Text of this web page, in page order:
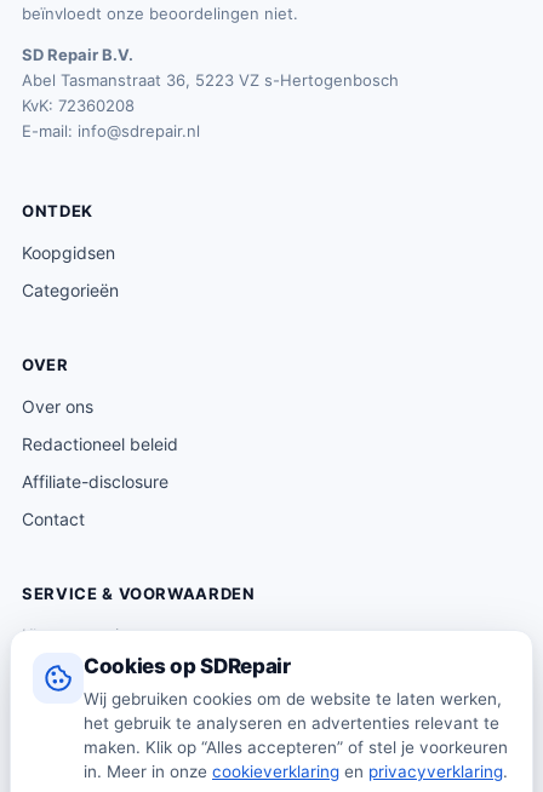
Cookies op SDRepair
Wij gebruiken cookies om de website te laten werken,
het gebruik te analyseren en advertenties relevant te
maken. Klik op “Alles accepteren” of stel je voorkeuren
in. Meer in onze cookieverklaring en privacyverklaring.
beïnvloedt onze beoordelingen niet.
SD Repair B.V.
Abel Tasmanstraat 36, 5223 VZ s-Hertogenbosch
KvK: 72360208
E-mail: info@sdrepair.nl
ONTDEK
Koopgidsen
Categorieën
OVER
Over ons
Redactioneel beleid
Affiliate-disclosure
Contact
SERVICE & VOORWAARDEN
Klantenservice
Verzending & levering
Retourneren
Algemene voorwaarden